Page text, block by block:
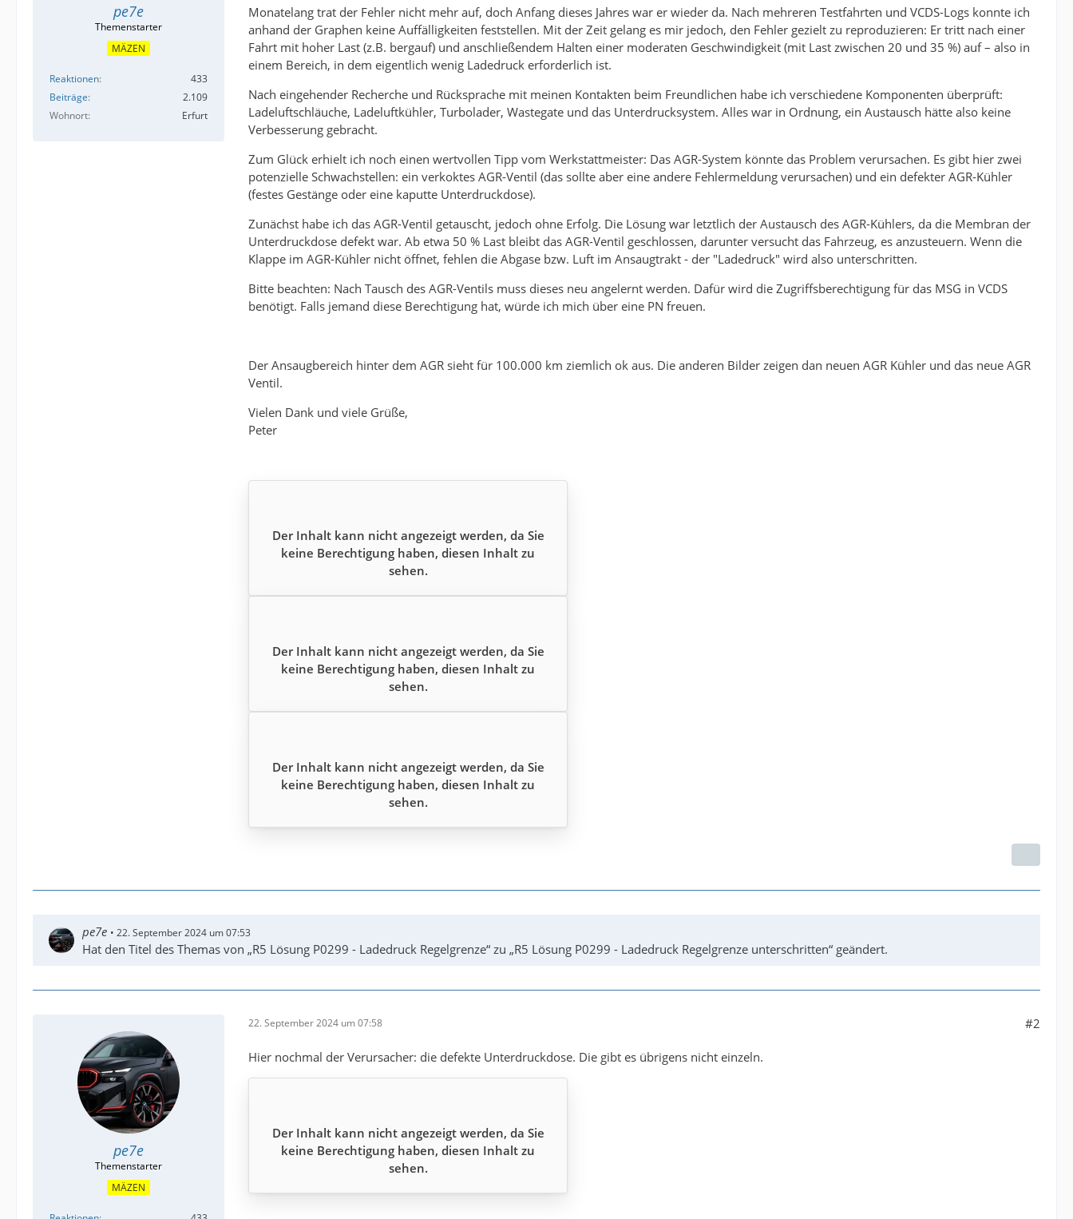
pe7e
MÄZEN
Reaktionen
433
Beiträge
2.109
Wohnort
Erfurt
Monatelang trat der Fehler nicht mehr auf, doch Anfang dieses Jahres war er wieder da. Nach mehreren Testfahrten und VCDS-Logs konnte ich
anhand der Graphen keine Auffälligkeiten feststellen. Mit der Zeit gelang es mir jedoch, den Fehler gezielt zu reproduzieren: Er tritt nach einer
Fahrt mit hoher Last (z.B. bergauf) und anschließendem Halten einer moderaten Geschwindigkeit (mit Last zwischen 20 und 35 %) auf – also in
einem Bereich, in dem eigentlich wenig Ladedruck erforderlich ist.
Nach eingehender Recherche und Rücksprache mit meinen Kontakten beim Freundlichen habe ich verschiedene Komponenten überprüft:
Ladeluftschläuche, Ladeluftkühler, Turbolader, Wastegate und das Unterdrucksystem. Alles war in Ordnung, ein Austausch hätte also keine
Verbesserung gebracht.
Zum Glück erhielt ich noch einen wertvollen Tipp vom Werkstattmeister: Das AGR-System könnte das Problem verursachen. Es gibt hier zwei
potenzielle Schwachstellen: ein verkoktes AGR-Ventil (das sollte aber eine andere Fehlermeldung verursachen) und ein defekter AGR-Kühler
(festes Gestänge oder eine kaputte Unterdruckdose).
Zunächst habe ich das AGR-Ventil getauscht, jedoch ohne Erfolg. Die Lösung war letztlich der Austausch des AGR-Kühlers, da die Membran der
Unterdruckdose defekt war. Ab etwa 50 % Last bleibt das AGR-Ventil geschlossen, darunter versucht das Fahrzeug, es anzusteuern. Wenn die
Klappe im AGR-Kühler nicht öffnet, fehlen die Abgase bzw. Luft im Ansaugtrakt - der "Ladedruck" wird also unterschritten.
Bitte beachten: Nach Tausch des AGR-Ventils muss dieses neu angelernt werden. Dafür wird die Zugriffsberechtigung für das MSG in VCDS
benötigt. Falls jemand diese Berechtigung hat, würde ich mich über eine PN freuen.
Der Ansaugbereich hinter dem AGR sieht für 100.000 km ziemlich ok aus. Die anderen Bilder zeigen dan neuen AGR Kühler und das neue AGR
Ventil.
Vielen Dank und viele Grüße,
Peter
Der Inhalt kann nicht angezeigt werden, da Sie
keine Berechtigung haben, diesen Inhalt zu
sehen.
Der Inhalt kann nicht angezeigt werden, da Sie
keine Berechtigung haben, diesen Inhalt zu
sehen.
Der Inhalt kann nicht angezeigt werden, da Sie
keine Berechtigung haben, diesen Inhalt zu
sehen.
pe7e 22. September 2024 um 07:53
Hat den Titel des Themas von „R5 Lösung P0299 - Ladedruck Regelgrenze“ zu „R5 Lösung P0299 - Ladedruck Regelgrenze unterschritten“ geändert.
pe7e
MÄZEN
22. September 2024 um 07:58 #2
Hier nochmal der Verursacher: die defekte Unterdruckdose. Die gibt es übrigens nicht einzeln.
Der Inhalt kann nicht angezeigt werden, da Sie
keine Berechtigung haben, diesen Inhalt zu
sehen.